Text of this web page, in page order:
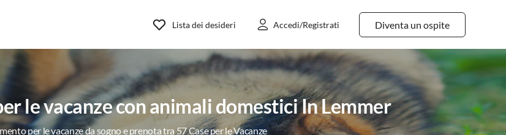
Diventa un ospite
Lista dei desideri Accedi/Registrati
le vacanze con animali domestici In Lemmer
per le vacanze da sogno e prenota tra 57 Case per le Vacanze